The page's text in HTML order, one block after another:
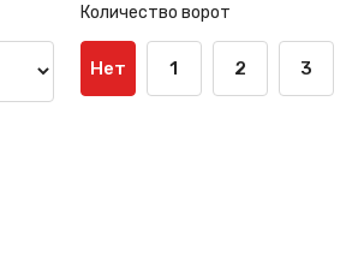
Количество ворот
Нет 1 2 3